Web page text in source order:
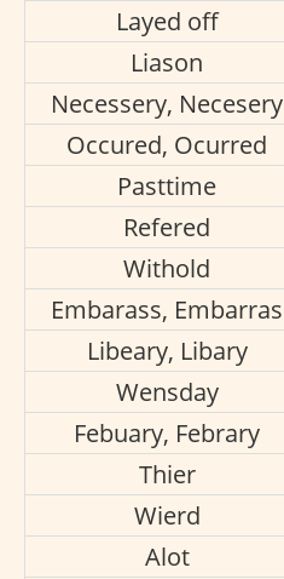
Layed off
Liason
Necessery, Necesery
Occured, Ocurred
Pasttime
Refered
Withold
Embarass, Embarras
Libeary, Libary
Wensday
Febuary, Febrary
Thier
Wierd
Alot